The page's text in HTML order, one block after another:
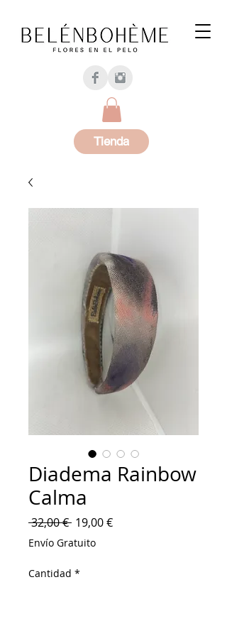
Tienda
Diadema Rainbow
Calma
32,00 € Precio
19,00 €Precio
Envío Gratuito
Cantidad *